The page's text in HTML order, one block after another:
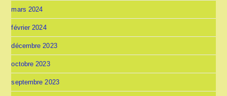
mars 2024
février 2024
décembre 2023
octobre 2023
septembre 2023